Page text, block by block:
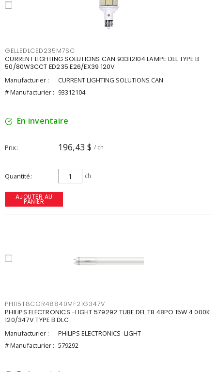
GELLEDLCED235M7SC
CURRENT LIGHTING SOLUTIONS CAN 93312104 LAMPE DEL TYPE B
50/80W3CCT ED235 E26/EX39 120V
Manufacturier :
CURRENT LIGHTING SOLUTIONS CAN
# Manufacturier : 93312104
En inventaire
Prix 196,43 $ / ch
Quantité ch
AJOUTER AU
PANIER
PHI15T8COR48840MF21G347V
PHILIPS ELECTRONICS -LIGHT 579292 TUBE DEL T8 48PO 15W 4 000K
120/347V TYPE B DLC
Manufacturier :
PHILIPS ELECTRONICS -LIGHT
# Manufacturier : 579292